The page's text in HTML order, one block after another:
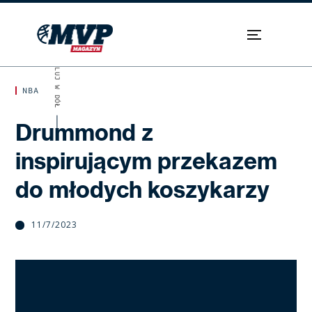
NBA
Drummond z
inspirującym przekazem
do młodych koszykarzy
11/7/2023
SKROLUJ W DÓŁ